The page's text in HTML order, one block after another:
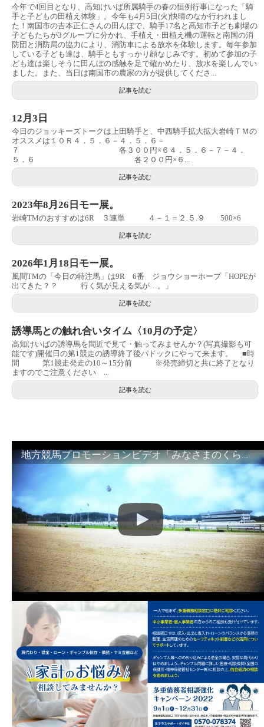
今年で4回目となり、高知けいば所属騎手の春の恒例行事になった「騎
手と子どもの田植え体験」。今年も4月5日(火)快晴のなか行われまし
た！南国市の吉本正仁さんの田んぼで、騎手17名と高知市子ども劇場の
子どもたちが3グループに分かれ、手植え・田植え機の運転と南国の消
防団と消防局の協力により、消防車による放水を体験します。毎年参加
している子ども達は、騎手ともすっかり顔なじみです。初めて参加の子
ども達は楽しそうに田んぼの感触を足で確かめたり、放水を楽しんでい
ました。また、当日は南国市の農家の方が提供してくださ...
記事を読む
12月3日
今日のジョッキーズトークは上田騎手と、中西騎手拡大拡大岩崎ＴＭの
オススメは１０Ｒ４．５．６－４．５．６－
７ 各３００円×６４．５．６－７－４．
５．６ 各２００円×６...
記事を読む
2023年8月26日モー展。
岩崎TMのおすすめは6R ３連単 ４－１＝２.５.９ 500×6
記事を読む
2026年1月18日モー展。
風間TMの「今日の特注馬」は9R 6番 ジョウショーホープ「HOPEが
出てきた？？ 行く気が見える気が…。」
記事を読む
誘導馬との触れ合いタイム〈10月の予定〉
高知けいばの誘導馬を間近で見て・触ってみませんか？(写真撮影も可
能です)開催日の第1競走の誘導終了後パドックにやって来ます。 ■時
間 第1競走発走の10～15分前 ※発売締切と共に終了となり
ますのでご注意ください ...
記事を読む
地方競馬プロモーションビデオ「みなさまのくらしのために」30秒篇｜NAR公式